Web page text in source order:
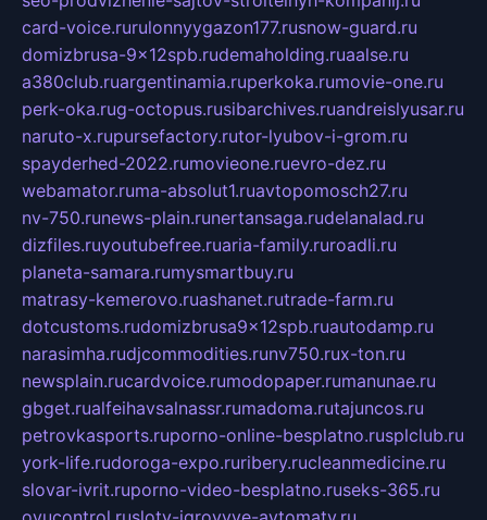
card-voice.rurulonnyygazon177.rusnow-guard.ru
domizbrusa-9x12spb.rudemaholding.ruaalse.ru
a380club.ruargentinamia.ruperkoka.rumovie-one.ru
perk-oka.rug-octopus.rusibarchives.ruandreislyusar.ru
naruto-x.rupursefactory.rutor-lyubov-i-grom.ru
spayderhed-2022.rumovieone.ruevro-dez.ru
webamator.ruma-absolut1.ruavtopomosch27.ru
nv-750.runews-plain.runertansaga.rudelanalad.ru
dizfiles.ruyoutubefree.ruaria-family.ruroadli.ru
planeta-samara.rumysmartbuy.ru
matrasy-kemerovo.ruashanet.rutrade-farm.ru
dotcustoms.rudomizbrusa9x12spb.ruautodamp.ru
narasimha.rudjcommodities.runv750.rux-ton.ru
newsplain.rucardvoice.rumodopaper.rumanunae.ru
gbget.rualfeihavsalnassr.rumadoma.rutajuncos.ru
petrovkasports.ruporno-online-besplatno.rusplclub.ru
york-life.rudoroga-expo.ruribery.rucleanmedicine.ru
slovar-ivrit.ruporno-video-besplatno.ruseks-365.ru